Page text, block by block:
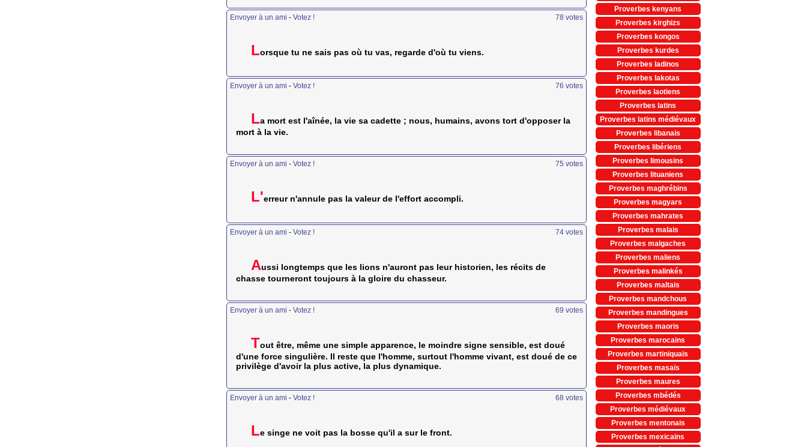
Envoyer à un ami - Votez ! 78 votes
Lorsque tu ne sais pas où tu vas, regarde d'où tu viens.
Envoyer à un ami - Votez ! 76 votes
La mort est l'aînée, la vie sa cadette ; nous, humains, avons tort d'opposer la
mort à la vie.
Envoyer à un ami - Votez ! 75 votes
L'erreur n'annule pas la valeur de l'effort accompli.
Envoyer à un ami - Votez ! 74votes
Aussi longtemps que les lions n'auront pas leur historien, les récits de
chasse tourneront toujours à la gloire du chasseur.
Envoyer à un ami - Votez ! 69 votes
Tout être, même une simple apparence, le moindre signe sensible, est doué
d'une force singulière. Il reste que l'homme, surtout l'homme vivant, est doué de ce
privilège d'avoir la plus active, la plus dynamique.
Envoyer à un ami - Votez ! 68 votes
Le singe ne voit pas la bosse qu'il a sur le front.
Proverbes kenyans
Proverbes kirghizs
Proverbes kongos
Proverbes kurdes
Proverbes ladinos
Proverbes lakotas
Proverbes laotiens
Proverbes latins
Proverbes latins médiévaux
Proverbes libanais
Proverbes libériens
Proverbes limousins
Proverbes lituaniens
Proverbes maghrébins
Proverbes magyars
Proverbes mahrates
Proverbes malais
Proverbes malgaches
Proverbes maliens
Proverbes malinkés
Proverbes maltais
Proverbes mandchous
Proverbes mandingues
Proverbes maoris
Proverbes marocains
Proverbes martiniquais
Proverbes masaïs
Proverbes maures
Proverbes mbédés
Proverbes médiévaux
Proverbes mentonais
Proverbes mexicains